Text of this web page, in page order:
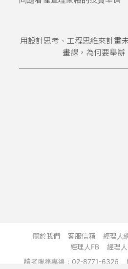
用設計思考、工程思維來計畫
畫課，為何要舉
關於我們 客服信箱 經理人
經理人FB
經理
讀者服務專線：02-8771-6326